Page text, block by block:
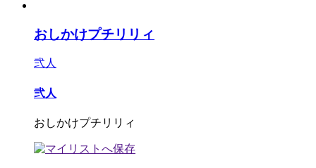
おしかけプチリリィ
弐人
弐人
おしかけプチリリィ